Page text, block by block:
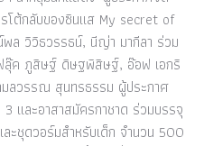
โต้กลับของซินแส My secret of
ล วิวิธวรรธน์, นีญ่า มากีลา ร่วม
ค ภูสิษฐ์ ดิษฐพิสิษฐ์, อ๊อฟ เอกริ
ลวรรณ สุนทรธรรม ผู้ประกาศ
และอาสาสมัครกาชาด ร่วมบรรจุ
ะชุดวอร์มสำหรับเด็ก จำนวน 500